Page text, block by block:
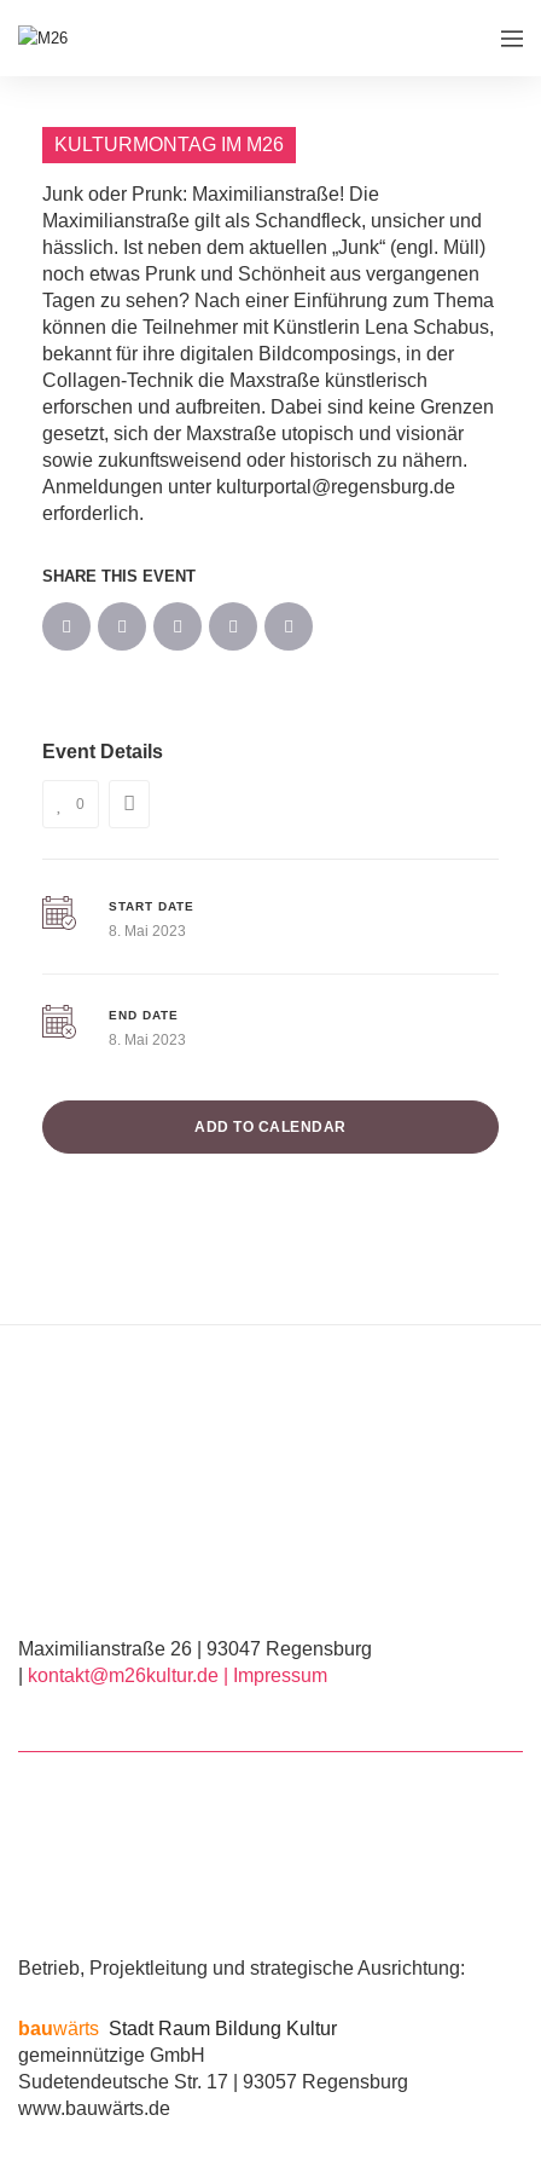
KULTURMONTAG IM M26
Junk oder Prunk: Maximilianstraße! Die
Maximilianstraße gilt als Schandfleck, unsicher und
hässlich. Ist neben dem aktuellen „Junk“ (engl. Müll)
noch etwas Prunk und Schönheit aus vergangenen
Tagen zu sehen? Nach einer Einführung zum Thema
können die Teilnehmer mit Künstlerin Lena Schabus,
bekannt für ihre digitalen Bildcomposings, in der
Collagen-Technik die Maxstraße künstlerisch
erforschen und aufbreiten. Dabei sind keine Grenzen
gesetzt, sich der Maxstraße utopisch und visionär
sowie zukunftsweisend oder historisch zu nähern.
Anmeldungen unter kulturportal@regensburg.de
erforderlich.
SHARE THIS EVENT
Event Details
0
START DATE
8. Mai 2023
END DATE
8. Mai 2023
ADD TO CALENDAR
Maximilianstraße 26 | 93047 Regensburg
kontakt@m26kultur.de | Impressum
Betrieb, Projektleitung und strategische Ausrichtung:
bauwärts Stadt Raum Bildung Kultur
gemeinnützige GmbH
Sudetendeutsche Str. 17 | 93057 Regensburg
www.bauwärts.de